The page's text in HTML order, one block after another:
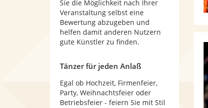
Sie die Möglichkeit nach Ihrer
Veranstaltung selbst eine
Bewertung abzugeben und
helfen damit anderen Nutzern
gute Künstler zu finden.
Tänzer für jeden Anlaß
Egal ob Hochzeit, Firmenfeier,
Party, Weihnachtsfeier oder
Betriebsfeier - feiern Sie mit Stil